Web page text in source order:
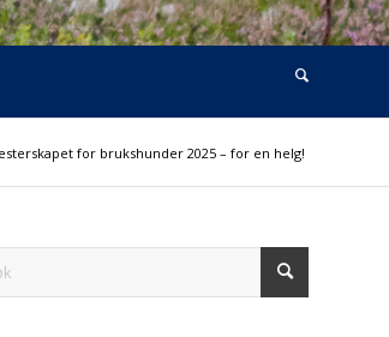
for brukshunder 2025 – for en helg!